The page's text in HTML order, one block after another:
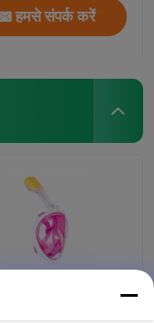
हमसे संपर्क करें